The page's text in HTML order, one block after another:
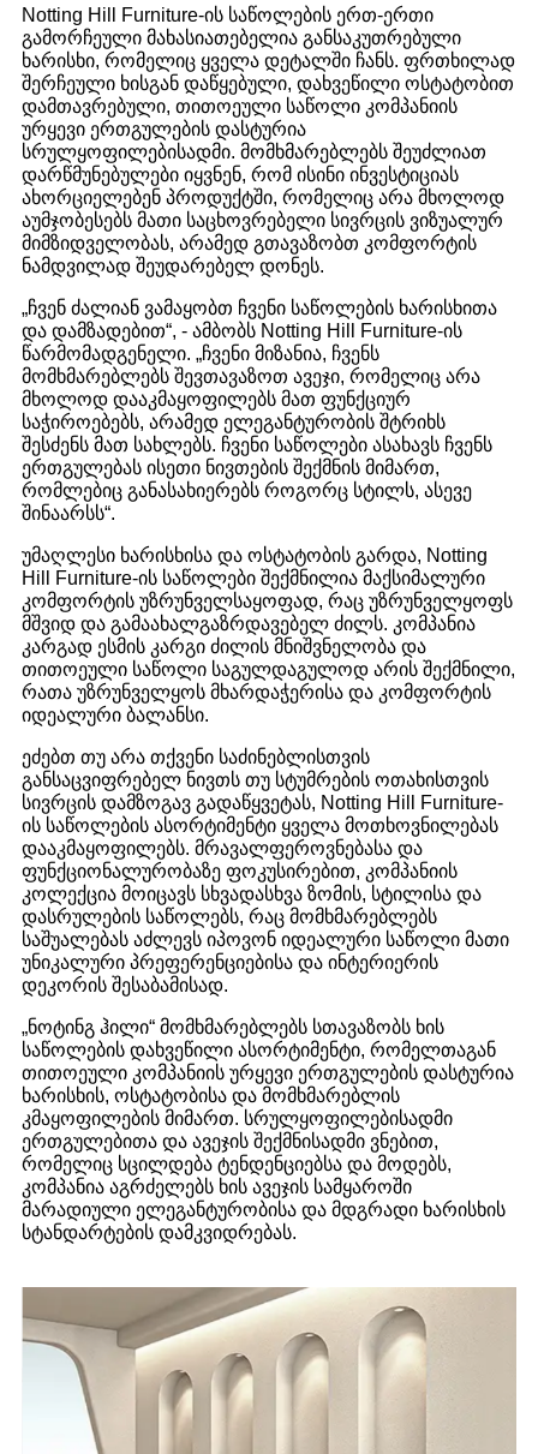
Notting Hill Furniture-ის საწოლების ერთ-ერთი
გამორჩეული მახასიათებელია განსაკუთრებული
ხარისხი, რომელიც ყველა დეტალში ჩანს. ფრთხილად
შერჩეული ხისგან დაწყებული, დახვეწილი ოსტატობით
დამთავრებული, თითოეული საწოლი კომპანიის
ურყევი ერთგულების დასტურია
სრულყოფილებისადმი. მომხმარებლებს შეუძლიათ
დარწმუნებულები იყვნენ, რომ ისინი ინვესტიციას
ახორციელებენ პროდუქტში, რომელიც არა მხოლოდ
აუმჯობესებს მათი საცხოვრებელი სივრცის ვიზუალურ
მიმზიდველობას, არამედ გთავაზობთ კომფორტის
ნამდვილად შეუდარებელ დონეს.
„ჩვენ ძალიან ვამაყობთ ჩვენი საწოლების ხარისხითა
და დამზადებით“, - ამბობს Notting Hill Furniture-ის
წარმომადგენელი. „ჩვენი მიზანია, ჩვენს
მომხმარებლებს შევთავაზოთ ავეჯი, რომელიც არა
მხოლოდ დააკმაყოფილებს მათ ფუნქციურ
საჭიროებებს, არამედ ელეგანტურობის შტრიხს
შესძენს მათ სახლებს. ჩვენი საწოლები ასახავს ჩვენს
ერთგულებას ისეთი ნივთების შექმნის მიმართ,
რომლებიც განასახიერებს როგორც სტილს, ასევე
შინაარსს“.
უმაღლესი ხარისხისა და ოსტატობის გარდა, Notting
Hill Furniture-ის საწოლები შექმნილია მაქსიმალური
კომფორტის უზრუნველსაყოფად, რაც უზრუნველყოფს
მშვიდ და გამაახალგაზრდავებელ ძილს. კომპანია
კარგად ესმის კარგი ძილის მნიშვნელობა და
თითოეული საწოლი საგულდაგულოდ არის შექმნილი,
რათა უზრუნველყოს მხარდაჭერისა და კომფორტის
იდეალური ბალანსი.
ეძებთ თუ არა თქვენი საძინებლისთვის
განსაცვიფრებელ ნივთს თუ სტუმრების ოთახისთვის
სივრცის დამზოგავ გადაწყვეტას, Notting Hill Furniture-
ის საწოლების ასორტიმენტი ყველა მოთხოვნილებას
დააკმაყოფილებს. მრავალფეროვნებასა და
ფუნქციონალურობაზე ფოკუსირებით, კომპანიის
კოლექცია მოიცავს სხვადასხვა ზომის, სტილისა და
დასრულების საწოლებს, რაც მომხმარებლებს
საშუალებას აძლევს იპოვონ იდეალური საწოლი მათი
უნიკალური პრეფერენციებისა და ინტერიერის
დეკორის შესაბამისად.
„ნოტინგ ჰილი“ მომხმარებლებს სთავაზობს ხის
საწოლების დახვეწილი ასორტიმენტი, რომელთაგან
თითოეული კომპანიის ურყევი ერთგულების დასტურია
ხარისხის, ოსტატობისა და მომხმარებლის
კმაყოფილების მიმართ. სრულყოფილებისადმი
ერთგულებითა და ავეჯის შექმნისადმი ვნებით,
რომელიც სცილდება ტენდენციებსა და მოდებს,
კომპანია აგრძელებს ხის ავეჯის სამყაროში
მარადიული ელეგანტურობისა და მდგრადი ხარისხის
სტანდარტების დამკვიდრებას.